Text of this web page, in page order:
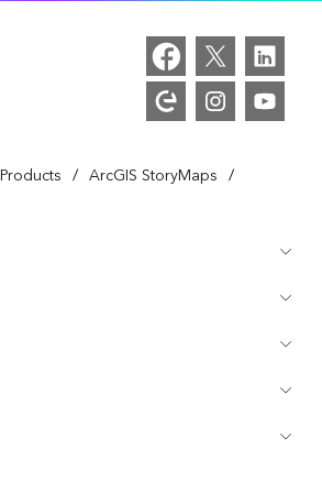
Products / ArcGIS StoryMaps /